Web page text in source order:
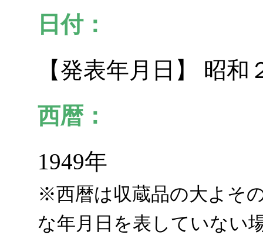
日付：
【発表年月日】 昭和
西暦：
1949年
※西暦は収蔵品の大よそ
な年月日を表していない